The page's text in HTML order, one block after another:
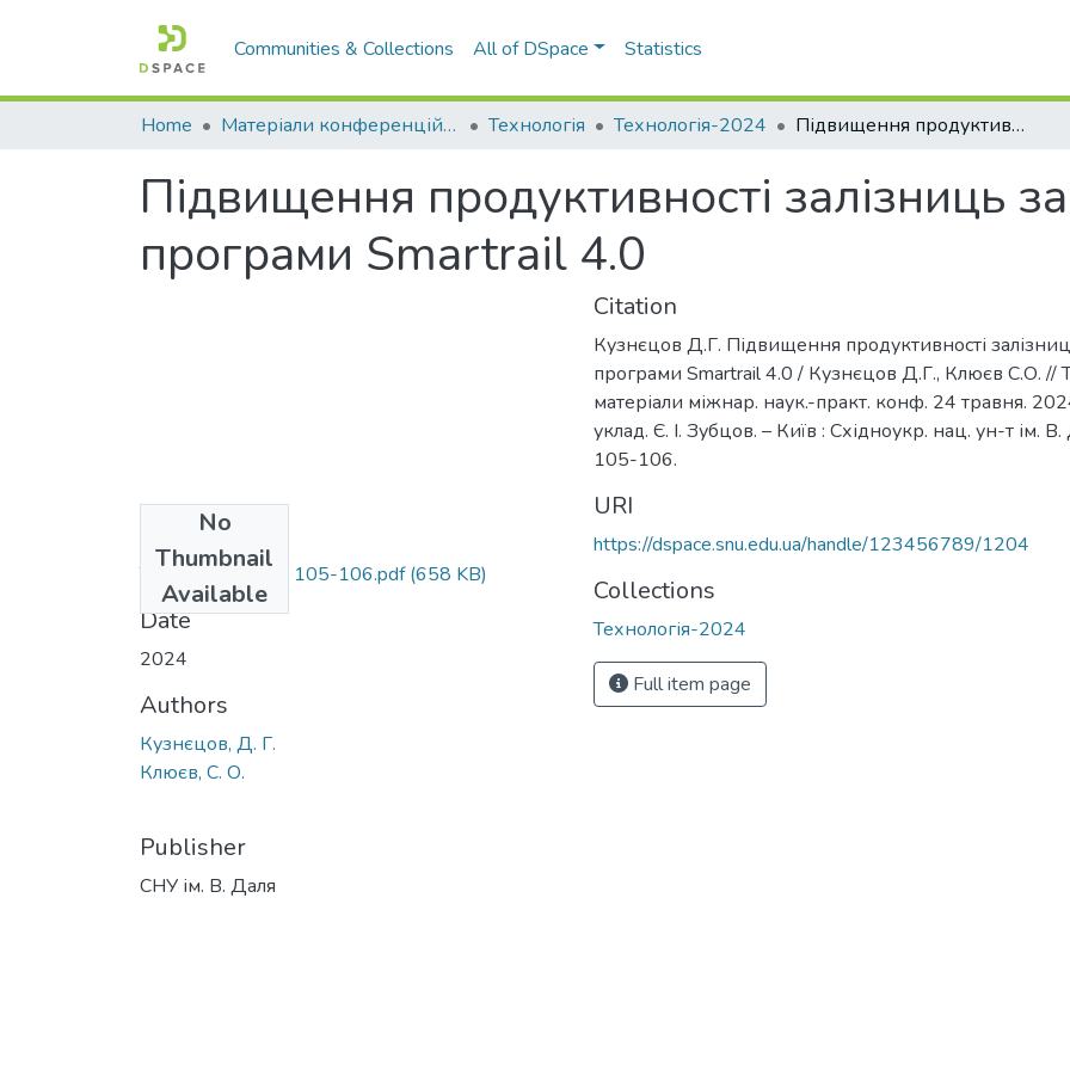
Communities & Collections All of DSpace Statistics
Home Матеріали конференцій та семінарів Технологія Технологія-2024 Підвищення продуктивності залізниць за допомогою програми Smartrail 4.0
Підвищення продуктивності залізниць
програми Smartrail 4.0
No
Thumbnail
Available
Технологія 2024 105-106.pdf(658 KB)
Date
2024
Authors
Кузнєцов, Д. Г.
Клюєв, С. О.
Publisher
СНУ ім. В. Даля
Citation
Кузнєцов Д.Г. Підвищення продуктивності
програми Smartrail 4.0 / Кузнєцов Д.Г., Клюєв С.О. //
матеріали міжнар. наук.-практ. конф. 24 травня.
уклад. Є. І. Зубцов. – Київ : Східноукр. нац. ун-т ім.
105-106.
URI
https://dspace.snu.edu.ua/handle/123456789/1204
Collections
Технологія-2024
Full item page